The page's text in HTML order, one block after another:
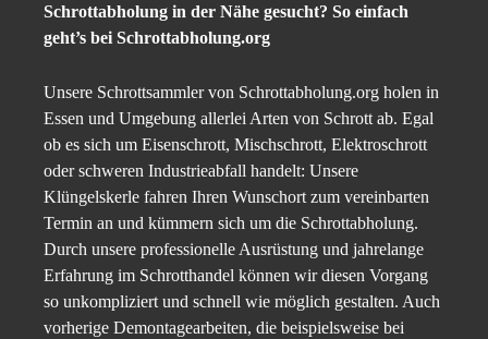
Schrottabholung in der Nähe gesucht? So einfach
geht’s bei Schrottabholung.org
Unsere Schrottsammler von Schrottabholung.org holen in
Essen und Umgebung allerlei Arten von Schrott ab. Egal
ob es sich um Eisenschrott, Mischschrott, Elektroschrott
oder schweren Industrieabfall handelt: Unsere
Klüngelskerle fahren Ihren Wunschort zum vereinbarten
Termin an und kümmern sich um die Schrottabholung.
Durch unsere professionelle Ausrüstung und jahrelange
Erfahrung im Schrotthandel können wir diesen Vorgang
so unkompliziert und schnell wie möglich gestalten. Auch
vorherige Demontagearbeiten, die beispielsweise bei